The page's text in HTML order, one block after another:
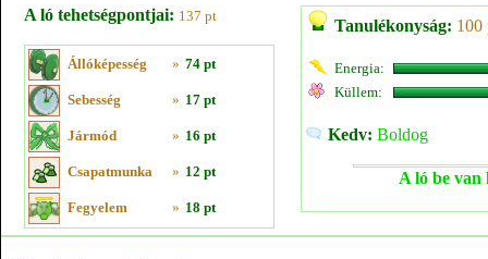
A ló tehetségpontjai: 137 pt
Állóképesség » 74 pt
Sebesség » 17 pt
Jármód » 16 pt
Csapatmunka » 12 pt
Fegyelem » 18 pt
Tanulékonyság: 100
Energia:
Küllem:
Kedv: Boldog
A ló be van